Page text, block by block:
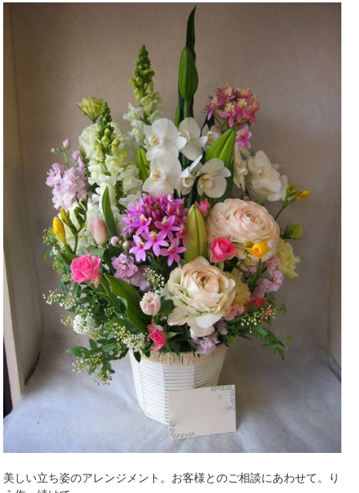
美しい立ち姿のアレンジメント。お客様とのご相談にあわせて。り